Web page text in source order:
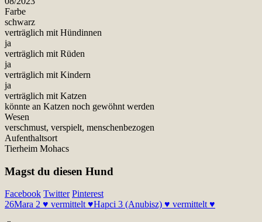
Farbe
schwarz
verträglich mit Hündinnen
ja
verträglich mit Rüden
ja
verträglich mit Kindern
ja
verträglich mit Katzen
könnte an Katzen noch gewöhnt werden
Wesen
verschmust, verspielt, menschenbezogen
Aufenthaltsort
Tierheim Mohacs
Magst du diesen Hund
Facebook Twitter Pinterest
26Mara 2 ♥ vermittelt ♥Hapci 3 (Anubisz) ♥ vermittelt ♥